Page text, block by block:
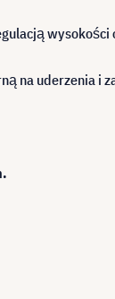
na uderzenia